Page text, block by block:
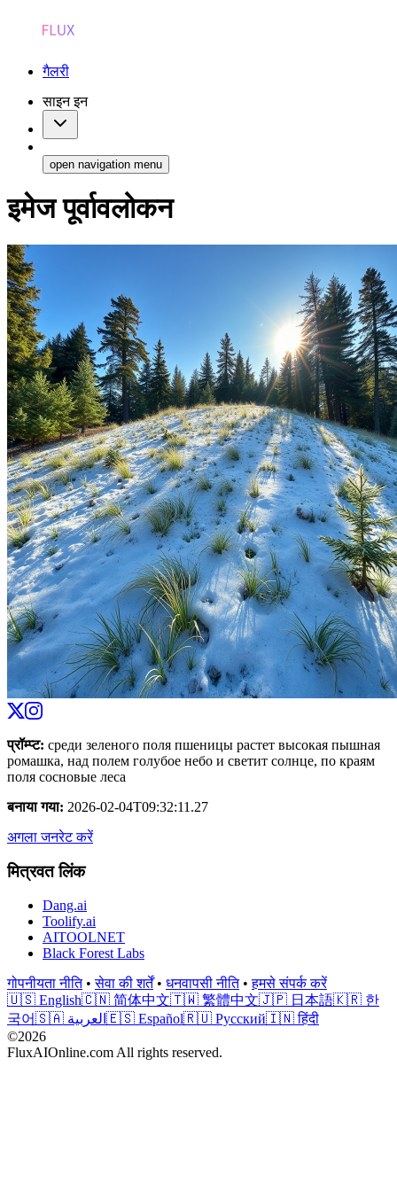
गैलरी
साइन इन
open navigation menu
इमेज पूर्वावलोकन
प्रॉम्प्ट: среди зеленого поля пшеницы растет высокая пышная
ромашка, над полем голубое небо и светит солнце, по краям
поля сосновые леса
बनाया गया: 2026-02-04T09:32:11.27
अगला जनरेट करें
मित्रवत लिंक
Dang.ai
Toolify.ai
AITOOLNET
Black Forest Labs
गोपनीयता नीति•सेवा की शर्तें• धनवापसी नीति•हमसे संपर्क करें
🇺🇸 English🇨🇳 简体中文🇹🇼 繁體中文🇯🇵 日本語🇰🇷 한
국어
🇸🇦 العربية 🇪🇸 Español🇷🇺 Русский🇮🇳 हिंदी
©2026
FluxAIOnline.com All rights reserved.